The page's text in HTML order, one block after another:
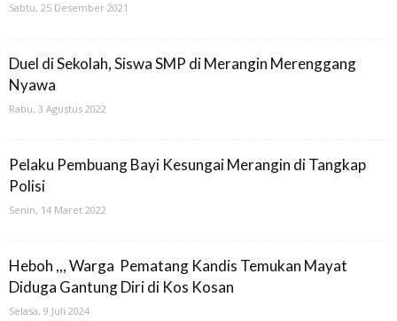
Sabtu, 25 Desember 2021
Duel di Sekolah, Siswa SMP di Merangin Merenggang
Nyawa
Rabu, 3 Agustus 2022
Pelaku Pembuang Bayi Kesungai Merangin di Tangkap
Polisi
Senin, 14 Maret 2022
Heboh ,,, Warga Pematang Kandis Temukan Mayat
Diduga Gantung Diri di Kos Kosan
Selasa, 9 Juli 2024